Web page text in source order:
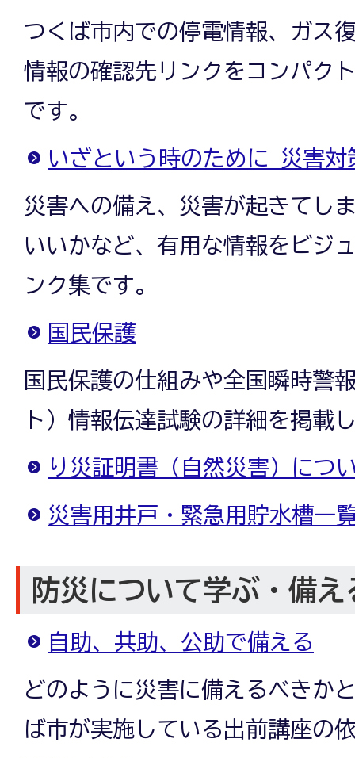
つくば市内での停電情報、ガス
情報の確認先リンクをコンパク
です。
いざという時のために 災害対
災害への備え、災害が起きてし
いいかなど、有用な情報をビジ
ンク集です。
国民保護
国民保護の仕組みや全国瞬時警
ト）情報伝達試験の詳細を掲載
り災証明書（自然災害）につ
災害用井戸・緊急用貯水槽一
防災について学ぶ・備え
自助、共助、公助で備える
どのように災害に備えるべきか
ば市が実施している出前講座の